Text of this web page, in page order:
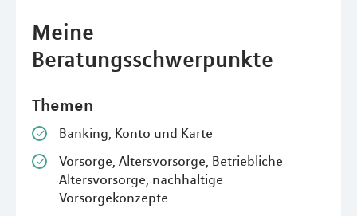
Meine
Beratungsschwerpunkte
Themen
Banking, Konto und Karte
Vorsorge, Altersvorsorge, Betriebliche
Altersvorsorge, nachhaltige
Vorsorgekonzepte